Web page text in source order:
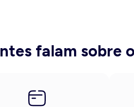
falam sobre